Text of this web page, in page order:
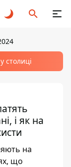
столиці
і як на
на
що